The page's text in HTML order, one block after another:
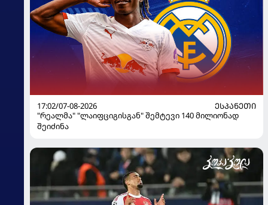
17:02/07-08-2026
ᲔᲡᲞᲐᲜᲔᲗᲘ
"რეალმა" "ლაიფციგისგან" შემტევი 140 მილიონად
შეიძინა